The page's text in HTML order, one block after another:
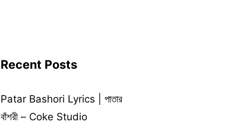
Recent Posts
Patar Bashori Lyrics | পাতার
বাঁশরী – Coke Studio